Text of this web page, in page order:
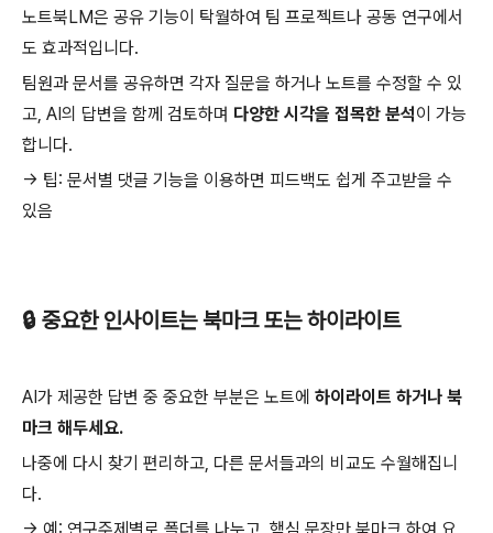
노트북LM은 공유 기능이 탁월하여 팀 프로젝트나 공동 연구에서
도 효과적입니다.
팀원과 문서를 공유하면 각자 질문을 하거나 노트를 수정할 수 있
고, AI의 답변을 함께 검토하며 다양한 시각을 접목한 분석이 가능
합니다.
→ 팁: 문서별 댓글 기능을 이용하면 피드백도 쉽게 주고받을 수
있음
🔒 중요한 인사이트는 북마크 또는 하이라이트
AI가 제공한 답변 중 중요한 부분은 노트에 하이라이트 하거나 북
마크 해두세요.
나중에 다시 찾기 편리하고, 다른 문서들과의 비교도 수월해집니
다.